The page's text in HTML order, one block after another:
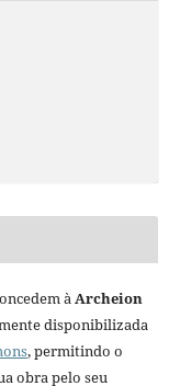
àArcheion
disponibilizada
, permitindo o
obra pelo seu